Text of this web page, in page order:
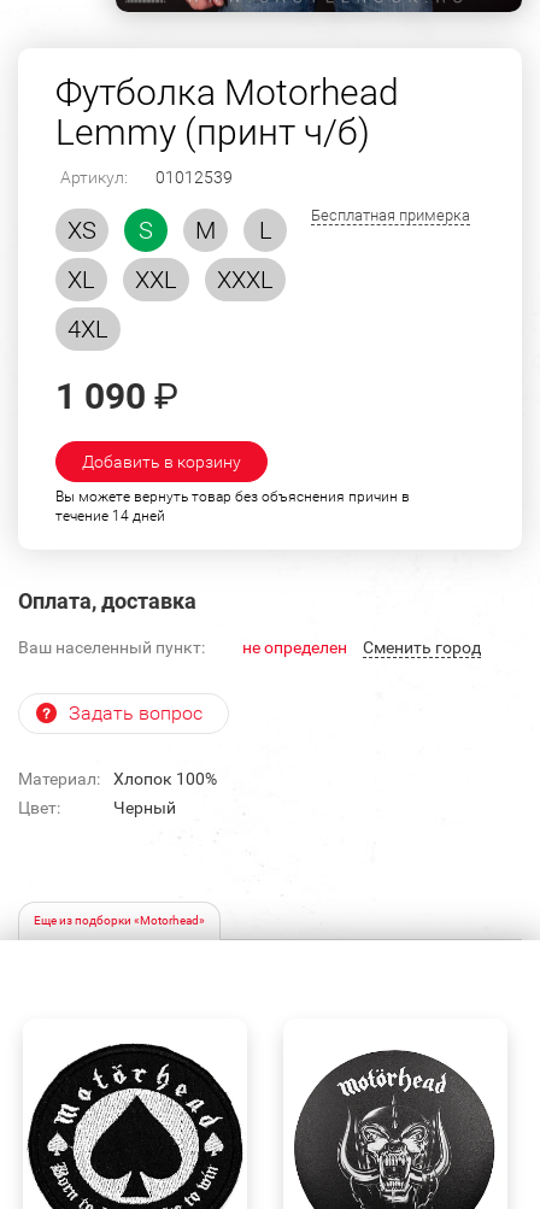
Футболка Motorhead
Lemmy (принт ч/б)
Артикул: 01012539
XS S M
L
XL
XXL
XXXL
4XL
Бесплатная примерка
1 090 ₽
Добавить в корзину
Вы можете вернуть товар без объяснения причин в
течение 14 дней
Оплата, доставка
Ваш населенный пункт: не определен Cменить город
Задать вопрос
Материал:
Хлопок 100%
Цвет:
Черный
Еще из подборки «Motorhead»